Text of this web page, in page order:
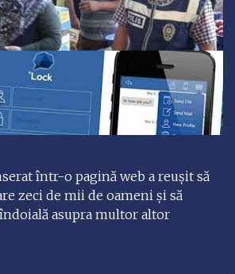
într-o pagină web a reușit să
zeci de mii de oameni și să
asupra multor altor